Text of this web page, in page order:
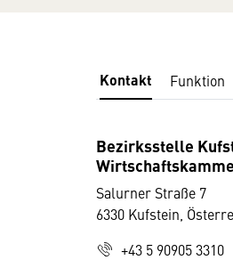
Kontakt Funktion
Bezirksstelle
Salurner Straße 7
6330 Kufstein,
+43 5 90905 3310